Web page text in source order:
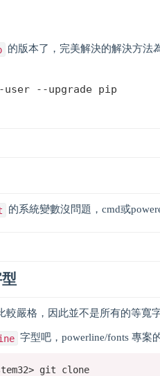
的版本了，完美解決的解決方法
--upgrade pip
的系統變數沒問題，cmd或
較嚴格，因此並不是所有的等寬
字型吧，powerline/fonts 專案
git clone